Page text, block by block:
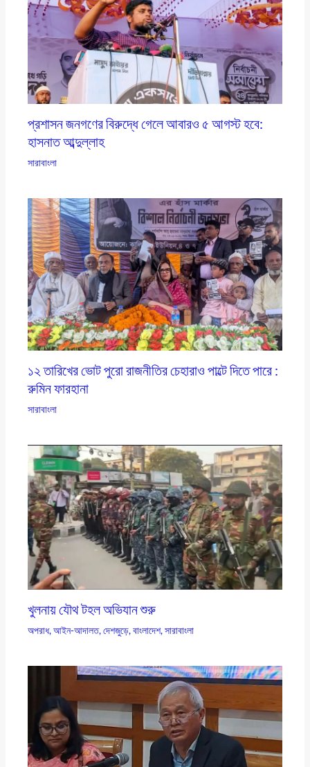
প্রশাসন জনগণের বিরুদ্ধে গেলে আবারও ৫ আগস্ট হবে:
হাসনাত আব্দুল্লাহ
সারাবাংলা
১২ তারিখের ভোট পুরো রাজনীতির চেহারাও পাল্টে দিতে পারে :
রুমিন ফারহানা
সারাবাংলা
খুলনায় যৌথ টহল অভিযান শুরু
অপরাধ,আইন-আদালত,দেশজুড়ে,বাংলাদেশ,সারাবাংলা